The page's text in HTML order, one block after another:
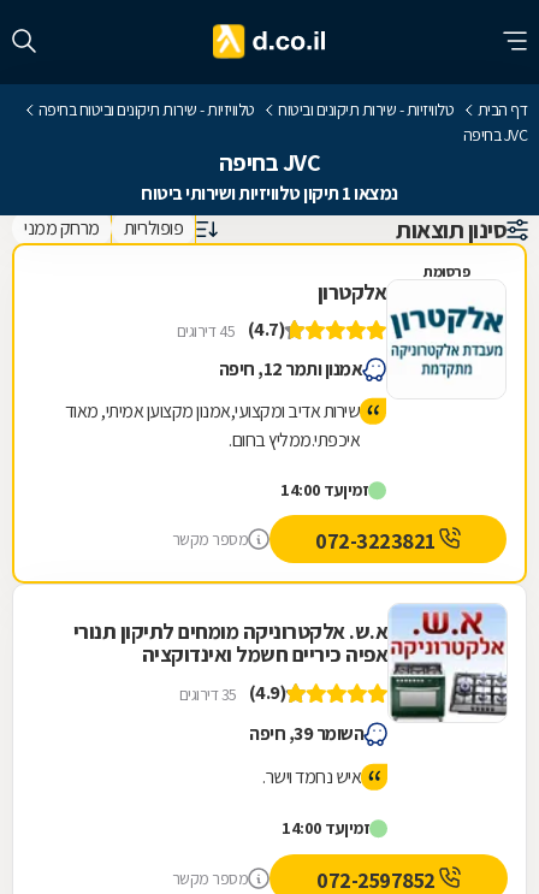
דף הבית טלוויזיות - שירות תיקונים וביטוח
טלוויזיות - שירות תיקונים וביטוח בחיפה
JVC בחיפה
JVC בחיפה
נמצאו 1 תיקון טלוויזיות ושירותי ביטוח
סינון תוצאות פופולריות מרחק ממני
פרסומת
אלקטרון
(4.7) 45 דירוגים
אמנון ותמר 12, חיפה
שירות אדיב ומקצועי,אמנון מקצוען אמיתי, מאוד
איכפתי.ממליץ בחום.
זמיןעד 14:00
מספר מקשר
א.ש. אלקטרוניקה מומחים לתיקון תנורי
אפיה כיריים חשמל ואינדוקציה
(4.9) 35 דירוגים
השומר 39, חיפה
איש נחמד וישר.
זמיןעד 14:00
מספר מקשר